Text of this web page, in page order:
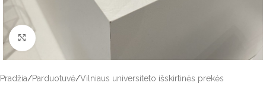
Click to enlarge
Pradžia/Parduotuvė/Vilniaus universiteto išskirtinės prekės